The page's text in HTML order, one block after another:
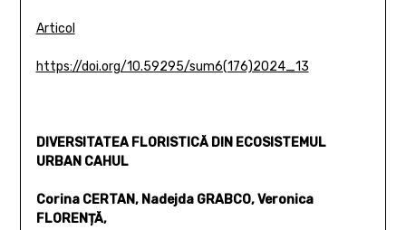
Articol
https://doi.org/10.59295/sum6(176)2024_13
DIVERSITATEA FLORISTICĂ DIN ECOSISTEMUL
URBAN CAHUL
Corina CERTAN, Nadejda GRABCO, Veronica
FLORENȚĂ,